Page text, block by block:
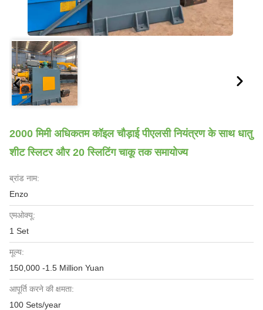
2000 मिमी अधिकतम कॉइल चौड़ाई पीएलसी नियंत्रण के साथ धातु
शीट स्लिटर और 20 स्लिटिंग चाकू तक समायोज्य
ब्रांड नाम:
Enzo
एमओक्यू:
1 Set
मूल्य:
150,000 -1.5 Million Yuan
आपूर्ति करने की क्षमता:
100 Sets/year